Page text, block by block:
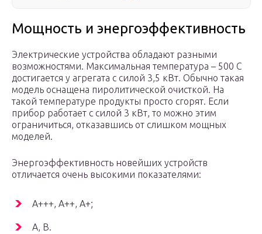
Мощность и энергоэффективность
Электрические устройства обладают разными
возможностями. Максимальная температура – 500 С
достигается у агрегата с силой 3,5 кВт. Обычно такая
модель оснащена пиролитической очисткой. На
такой температуре продукты просто сгорят. Если
прибор работает с силой 3 кВт, то можно этим
ограничиться, отказавшись от слишком мощных
моделей.
Энергоэффективность новейших устройств
отличается очень высокими показателями:
А+++, А++, А+;
А, В.